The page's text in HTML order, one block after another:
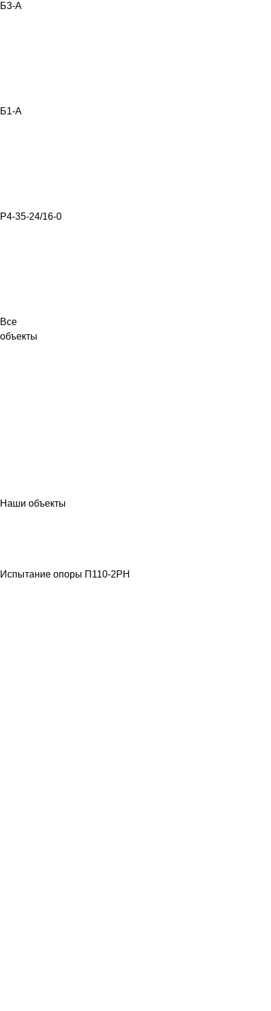
Б3-А
Б1-А
Р4-35-24/16-0
Все
объекты
Наши объекты
Испытание опоры П110-2РН